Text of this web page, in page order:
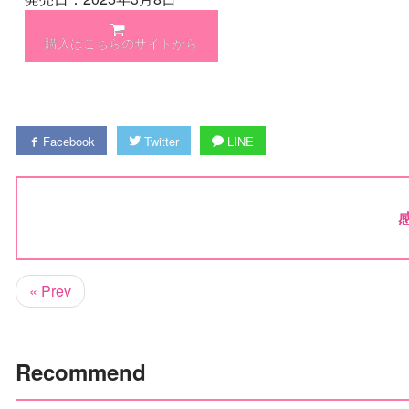
購入はこちらのサイトから
Facebook Twitter LINE
« Prev
Recommend